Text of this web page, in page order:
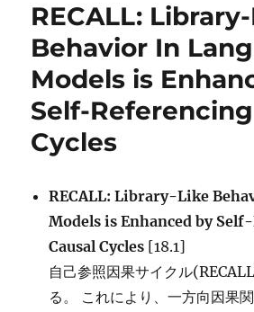
RECALL:
Behavior In
Models is
Self-
Cycles
RECALL: Library-Like
Models is Enhanced by
Causal Cycles [18.1]
自己参照因果サイクル
る。 これにより、一方向因果